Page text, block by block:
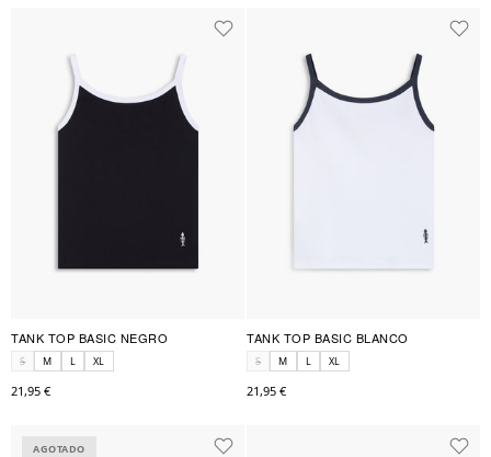
TANK TOP BASIC NEGRO
S M L XL
21,95 €
TANK TOP BASIC BLANCO
S M L XL
21,95 €
AGOTADO